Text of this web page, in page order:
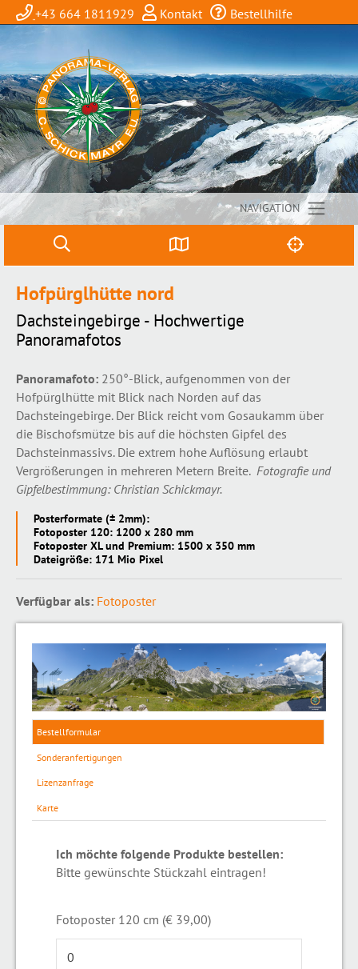
+43 664 1811929 Kontakt Bestellhilfe
NAVIGATION
Hofpürglhütte nord
Dachsteingebirge - Hochwertige
Panoramafotos
Panoramafoto: 250°-Blick, aufgenommen von der
Hofpürglhütte mit Blick nach Norden auf das
Dachsteingebirge. Der Blick reicht vom Gosaukamm über
die Bischofsmütze bis auf die höchsten Gipfel des
Dachsteinmassivs. Die extrem hohe Auflösung erlaubt
Vergrößerungen in mehreren Metern Breite. Fotografie und
Gipfelbestimmung: Christian Schickmayr.
Posterformate (± 2mm):
Fotoposter 120: 1200 x 280 mm
Fotoposter XL und Premium: 1500 x 350 mm
Dateigröße: 171 Mio Pixel
Verfügbar als: Fotoposter
Bestellformular
Sonderanfertigungen
Lizenzanfrage
Karte
Ich möchte folgende Produkte bestellen:
Bitte gewünschte Stückzahl eintragen!
Fotoposter 120 cm (€ 39,00)